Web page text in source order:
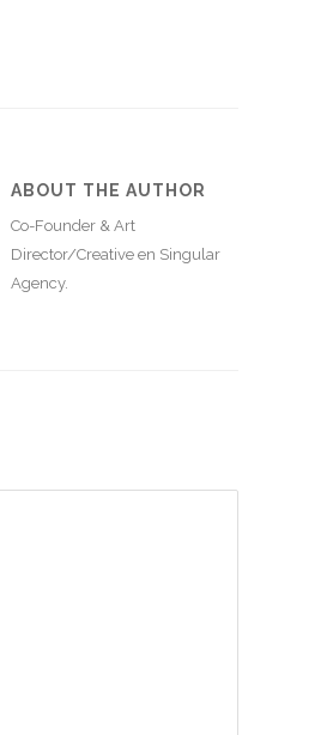
ABOUT THE AUTHOR
Co-Founder & Art
Director/Creative en Singular
Agency.